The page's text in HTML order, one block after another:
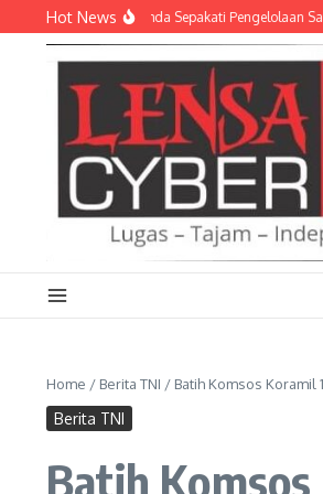
Lewati ke konten
Hot News
dan Empat Pemda Sepakati Pengelolaan Sampah
Home / Berita TNI / Batih Komsos Koramil
Berita TNI
Batih